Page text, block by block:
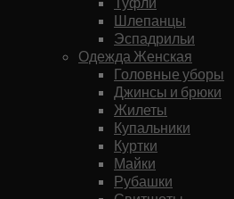
Шлепанцы
Эспадрильи
Одежда Женская
Головные уборы
Джинсы и брюки
Жилеты
Купальники
Куртки
Майки
Рубашки